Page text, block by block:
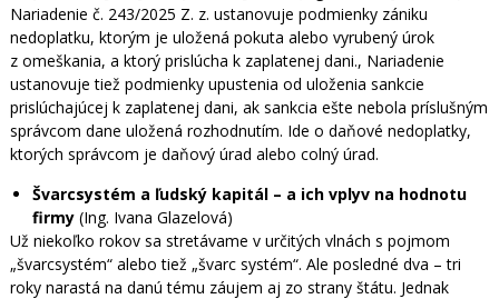
Nariadenie č. 243/2025 Z. z. ustanovuje podmienky zániku
nedoplatku, ktorým je uložená pokuta alebo vyrubený úrok
z omeškania, a ktorý prislúcha k zaplatenej dani., Nariadenie
ustanovuje tiež podmienky upustenia od uloženia sankcie
prislúchajúcej k zaplatenej dani, ak sankcia ešte nebola príslušným
správcom dane uložená rozhodnutím. Ide o daňové nedoplatky,
ktorých správcom je daňový úrad alebo colný úrad.
Švarcsystém a ľudský kapitál – a ich vplyv na hodnotu
firmy (Ing. Ivana Glazelová)
Už niekoľko rokov sa stretávame v určitých vlnách s pojmom
„švarcsystém“ alebo tiež „švarc systém“. Ale posledné dva – tri
roky narastá na danú tému záujem aj zo strany štátu. Jednak